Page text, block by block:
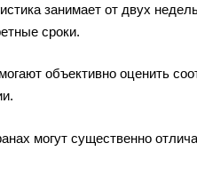
занимает от двух
сроки.
объективно оценить
могут существенно